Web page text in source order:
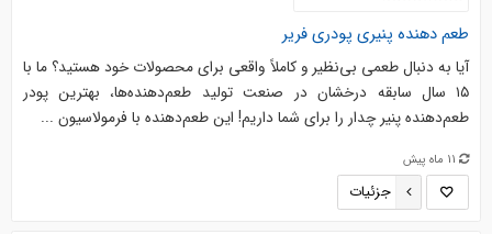
طعم دهنده پنیری پودری فریر
آیا به دنبال طعمی بی‌نظیر و کاملاً واقعی برای محصولات خود هستید؟ ما با
۱۵ سال سابقه درخشان در صنعت تولید طعم‌دهنده‌ها، بهترین پودر
طعم‌دهنده پنیر چدار را برای شما داریم! این طعم‌دهنده با فرمولاسیون ...
11 ماه پیش
جزئیات